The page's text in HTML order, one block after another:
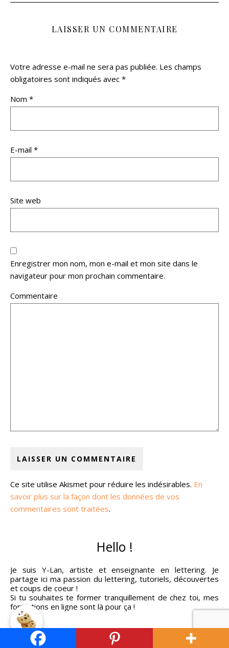
LAISSER UN COMMENTAIRE
Votre adresse e-mail ne sera pas publiée. Les champs
obligatoires sont indiqués avec *
Nom *
E-mail *
Site web
Enregistrer mon nom, mon e-mail et mon site dans le
navigateur pour mon prochain commentaire.
Commentaire
Ce site utilise Akismet pour réduire les indésirables. En
savoir plus sur la façon dont les données de vos
commentaires sont traitées.
Hello !
Je suis Y-Lan, artiste et enseignante en lettering. Je
partage ici ma passion du lettering, tutoriels, découvertes
et coups de coeur !
Si tu souhaites te former tranquillement de chez toi, mes
formations en ligne sont là pour ça !